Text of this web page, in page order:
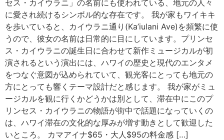
セス・カイウラニ」の名前にも使われている、地元の人々
に愛され続けるシンボル的な存在です。 我が家もワイキキ
を歩いていると、カイウラニ通り(Ka’iulani Ave)を頻繁に使
うので、彼女の名前は日常的に目にしています。プリンセ
ス・カイウラニの誕生日に合わせて新作ミュージカルが初
演されるという演出には、ハワイの歴史と現代のエンタメ
をつなぐ意図が込められていて、観光客にとっても地元の
方にとっても響くテーマ設計だと感じます。 我が家がミュ
ージカルを観に行くかどうかは別として、滞在中にこのプ
リンセス・カイウラニの物語が街中で話題になっていくの
は、ハワイ滞在の文化的な厚みが増す動きとして歓迎した
いところ。 カマアイナ$65・大人$95の料金感 […]